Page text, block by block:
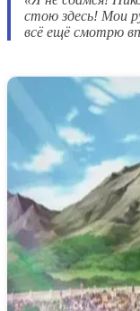
стою здесь! Мои
всё ещё смотрю